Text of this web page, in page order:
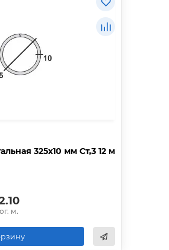
325х10 мм Ст,3 12 м
м.